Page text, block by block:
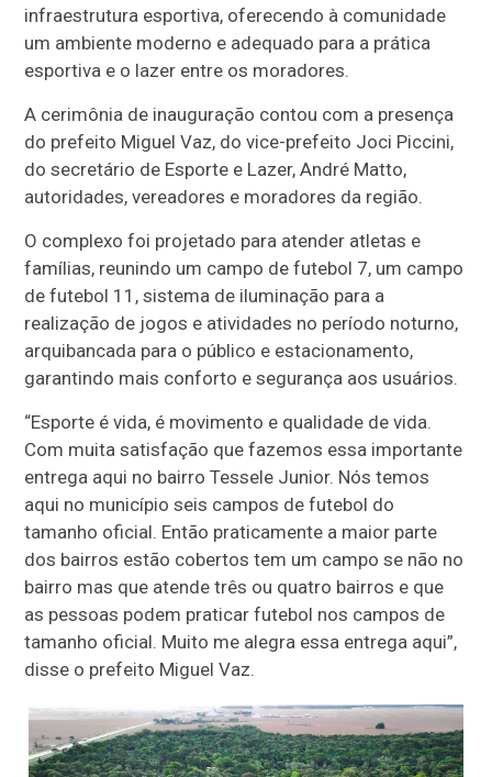
infraestrutura esportiva, oferecendo à comunidade
um ambiente moderno e adequado para a prática
esportiva e o lazer entre os moradores.
A cerimônia de inauguração contou com a presença
do prefeito Miguel Vaz, do vice-prefeito Joci Piccini,
do secretário de Esporte e Lazer, André Matto,
autoridades, vereadores e moradores da região.
O complexo foi projetado para atender atletas e
famílias, reunindo um campo de futebol 7, um campo
de futebol 11, sistema de iluminação para a
realização de jogos e atividades no período noturno,
arquibancada para o público e estacionamento,
garantindo mais conforto e segurança aos usuários.
“Esporte é vida, é movimento e qualidade de vida.
Com muita satisfação que fazemos essa importante
entrega aqui no bairro Tessele Junior. Nós temos
aqui no município seis campos de futebol do
tamanho oficial. Então praticamente a maior parte
dos bairros estão cobertos tem um campo se não no
bairro mas que atende três ou quatro bairros e que
as pessoas podem praticar futebol nos campos de
tamanho oficial. Muito me alegra essa entrega aqui”,
disse o prefeito Miguel Vaz.